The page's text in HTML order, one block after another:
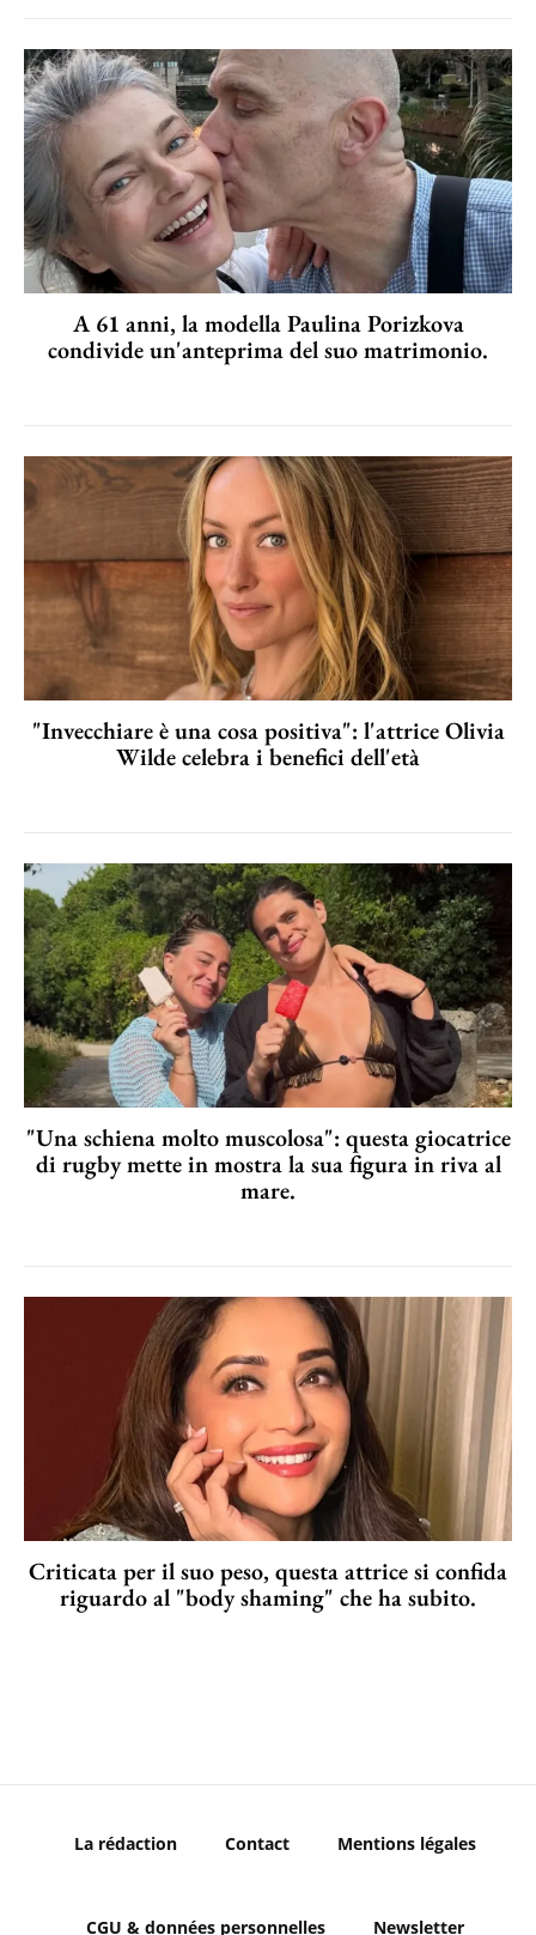
A 61 anni, la modella Paulina Porizkova
condivide un'anteprima del suo matrimonio.
"Invecchiare è una cosa positiva": l'attrice Olivia
Wilde celebra i benefici dell'età
"Una schiena molto muscolosa": questa giocatrice
di rugby mette in mostra la sua figura in riva al
mare.
Criticata per il suo peso, questa attrice si confida
riguardo al "body shaming" che ha subito.
La rédaction Contact Mentions légales
CGU & données personnelles Newsletter